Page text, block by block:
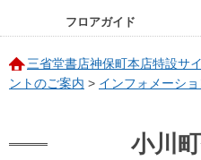
フロアガイド
三省堂書店神保町本店特設サ
ントのご案内 > インフォメーショ
小川